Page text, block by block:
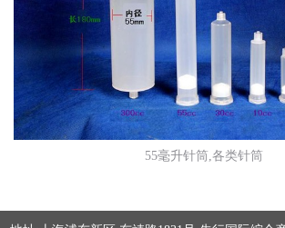
55毫升针筒,各类针筒